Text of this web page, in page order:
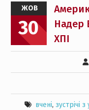
ЖОВ
30
Надер
ХПІ
вчені, зустрічі